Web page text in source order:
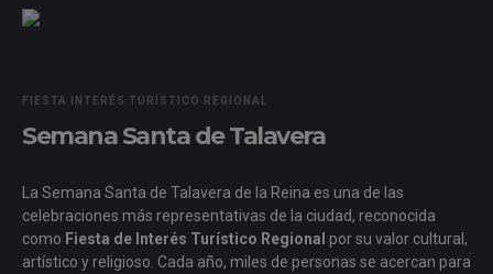
FIESTA INTERÉS TURÍSTICO REGIONAL
Semana Santa de Talavera
La Semana Santa de Talavera de la Reina es una de las
celebraciones más representativas de la ciudad, reconocida
como Fiesta de Interés Turístico Regional por su valor cultural,
artístico y religioso. Cada año, miles de personas se acercan para